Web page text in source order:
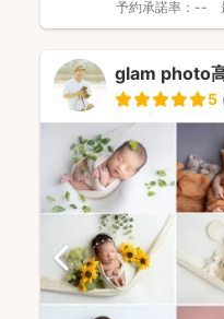
予約承諾率： --
glam photo
5